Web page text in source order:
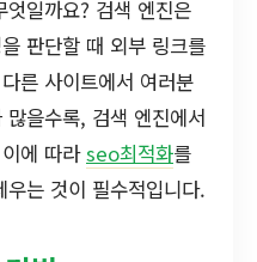
일까요? 검색 엔진은
판단할 때 외부 링크를
른 사이트에서 여러분
을수록, 검색 엔진에서
에 따라seo최적화를
는 것이 필수적입니다.